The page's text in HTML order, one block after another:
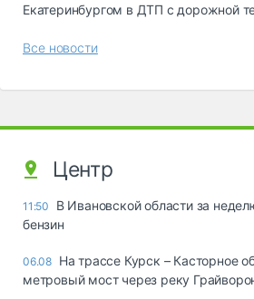
Екатеринбургом в ДТП с дорожной
Все новости
Центр
11:50
В Ивановской области за
бензин
06.08 На трассе Курск – Касторное
метровый мост через реку